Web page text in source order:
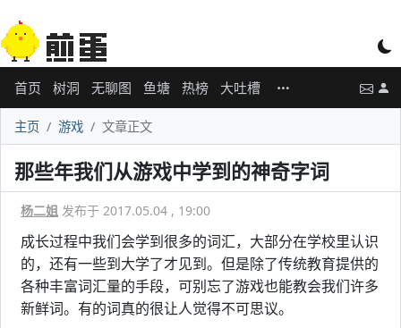
首页 树洞 无聊图 鱼塘 热榜 大吐槽
主页 游戏 文章正文
那些年我们从游戏中学到的神奇字词
杨二姐 发布于 2017.05.04 , 19:00
成长过程中我们会学到很多的词汇，大部分在学校里认识
的，还有一些到大学了才见到。但是除了传统教育提供的
各种丰富词汇量的手段，可别忘了游戏也能教会我们许多
新鲜词。有的词真的很让人觉得不可思议。